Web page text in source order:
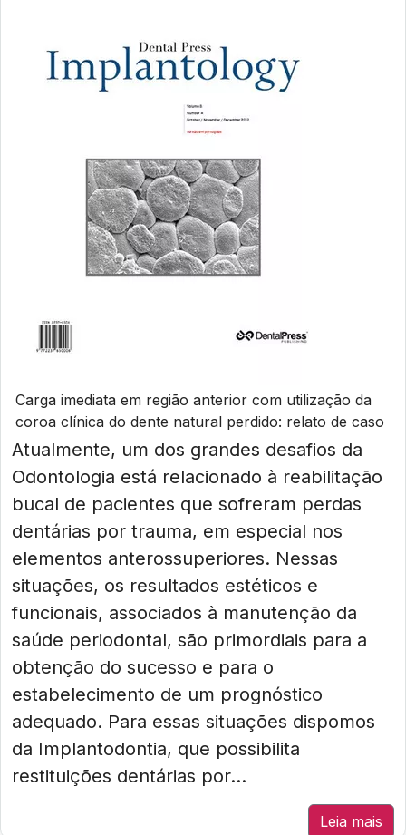
Carga imediata em região anterior com utilização da
coroa clínica do dente natural perdido: relato de caso
Atualmente, um dos grandes desafios da
Odontologia está relacionado à reabilitação
bucal de pacientes que sofreram perdas
dentárias por trauma, em especial nos
elementos anterossuperiores. Nessas
situações, os resultados estéticos e
funcionais, associados à manutenção da
saúde periodontal, são primordiais para a
obtenção do sucesso e para o
estabelecimento de um prognóstico
adequado. Para essas situações dispomos
da Implantodontia, que possibilita
restituições dentárias por...
Leia mais